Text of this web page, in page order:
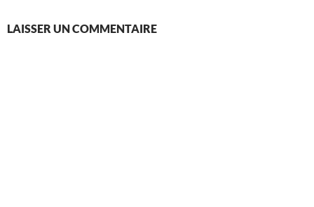
LAISSER UN COMMENTAIRE